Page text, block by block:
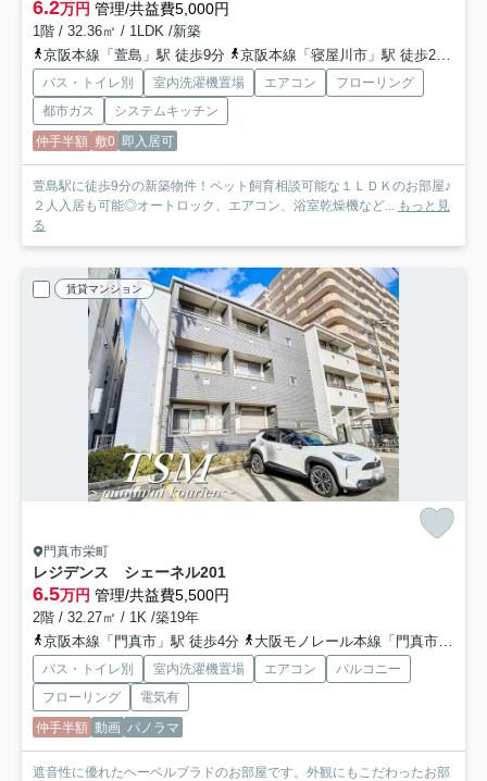
6.2万円 管理/共益費5,000円
1階 / 32.36㎡ / 1LDK /新築
京阪本線「萱島」駅 徒歩9分
京阪本線「寝屋川市」駅 徒歩22分
バス・トイレ別 室内洗濯機置場 エアコン
フローリング
都市ガス
システムキッチン
仲手半額 敷0 即入居可
萱島駅に徒歩9分の新築物件！ペット飼育相談可能な１ＬＤＫのお部屋♪
２人入居も可能◎オートロック、エアコン、浴室乾燥機など...
もっと見
る
賃貸マンション
門真市栄町
レジデンス シェーネル201
6.5万円 管理/共益費5,500円
2階 / 32.27㎡ / 1K /築19年
京阪本線「門真市」駅 徒歩4分
大阪モノレール本線「門真市」駅 徒歩2分
バス・トイレ別 室内洗濯機置場 エアコン
バルコニー
フローリング
電気有
仲手半額 動画 パノラマ
遮音性に優れたヘーベルブラドのお部屋です。外観にもこだわったお部